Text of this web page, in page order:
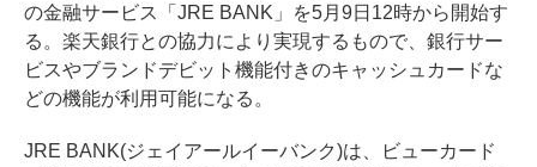
の金融サービス「JRE BANK」を5月9日12時から開始す
る。楽天銀行との協力により実現するもので、銀行サー
ビスやブランドデビット機能付きのキャッシュカードな
どの機能が利用可能になる。
JRE BANK(ジェイアールイーバンク)は、ビューカード